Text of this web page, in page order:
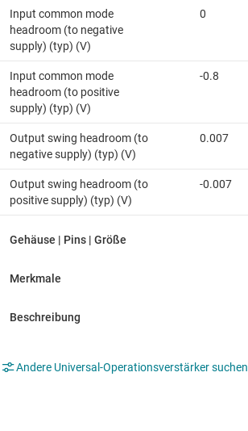
Input common mode
headroom (to negative
supply) (typ) (V)
0
Input common mode
headroom (to positive
supply) (typ) (V)
-0.8
Output swing headroom (to
negative supply) (typ) (V)
0.007
Output swing headroom (to
positive supply) (typ) (V)
-0.007
Andere Universal-Operationsverstärker suchen